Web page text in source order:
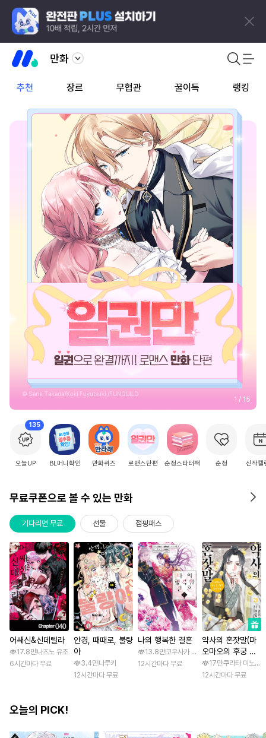
만화
추천 장르 무협관 꿀이득 랭킹
2 / 15
135
오늘UP BL머니확인 만화퀴즈 로맨스단편 순정스타터팩 순정 신작캘
무료쿠폰으로 볼 수 있는 만화
기다리면 무료 선물 점핑패스
어쌔신&신데렐라
17.8만나츠노 유조
6시간마다 무료
안경, 때때로, 불량
아
3.4만나루키
12시간마다 무료
나의 행복한 결혼
13.8만코우사카 리토 / 아기토기 아쿠미
12시간마다 무료
약사의 혼잣말(마
오마오의 후궁 수
수께끼 풀이수첩)
17만쿠라타 미노지
12시간마다 무료
오늘의 PICK!